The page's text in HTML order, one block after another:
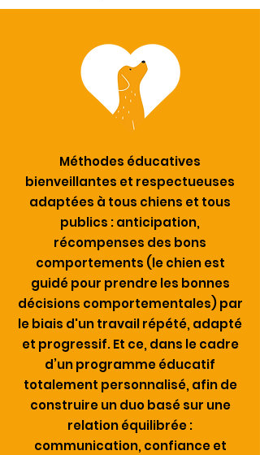
Méthodes éducatives
bienveillantes et respectueuses
adaptées à tous chiens et tous
publics : anticipation,
récompenses des bons
comportements (le chien est
guidé pour prendre les bonnes
décisions comportementales) par
le biais d'un travail répété, adapté
et progressif.Et ce, dans le cadre
d’un programme éducatif
totalement personnalisé, afin de
construire un duo basé sur une
relation équilibrée :
communication, confiance et